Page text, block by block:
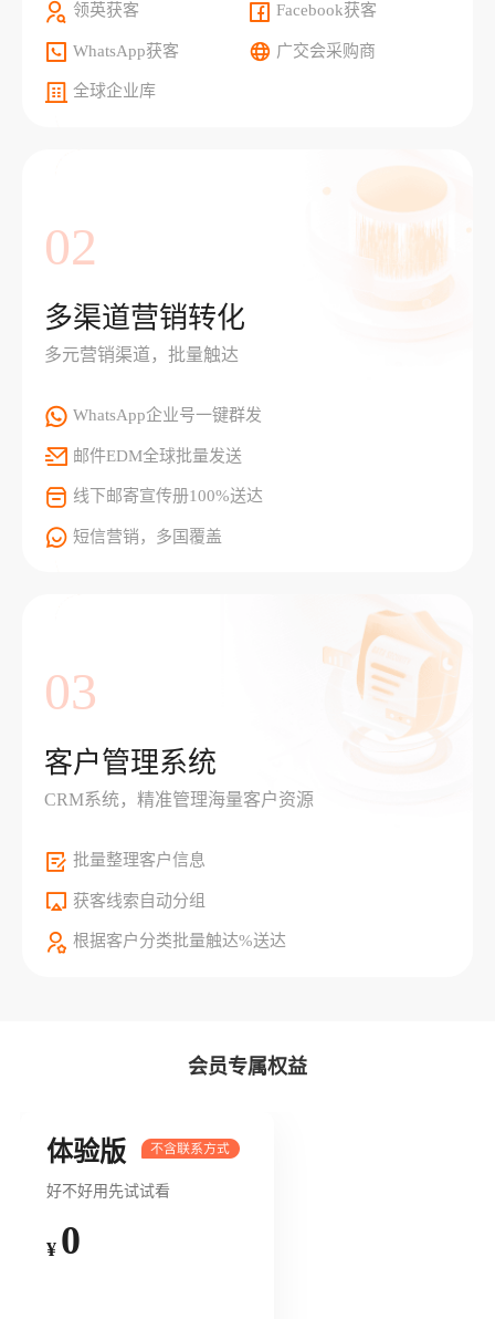
领英获客 Facebook获客
WhatsApp获客 广交会采购商
全球企业库
02
多渠道营销转化
多元营销渠道，批量触达
WhatsApp企业号一键群发
邮件EDM全球批量发送
线下邮寄宣传册100%送达
短信营销，多国覆盖
03
客户管理系统
CRM系统，精准管理海量客户资源
批量整理客户信息
获客线索自动分组
根据客户分类批量触达%送达
会员专属权益
体验版
好不好用先试试看
¥ 0